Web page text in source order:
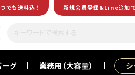
でも送料込！ 新規会員登録&Line追加
ーグ 業務用（大容量）